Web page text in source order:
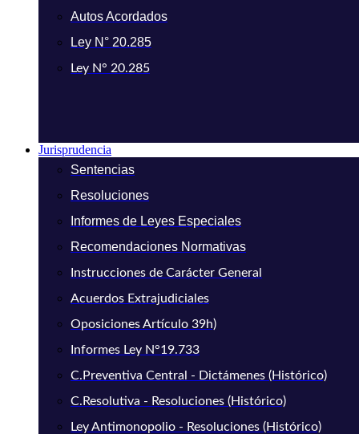
Autos Acordados
Ley N° 20.285
Ley N° 20.285
Jurisprudencia
Sentencias
Resoluciones
Informes de Leyes Especiales
Recomendaciones Normativas
Instrucciones de Carácter General
Acuerdos Extrajudiciales
Oposiciones Artículo 39h)
Informes Ley N°19.733
C.Preventiva Central - Dictámenes (Histórico)
C.Resolutiva - Resoluciones (Histórico)
Ley Antimonopolio - Resoluciones (Histórico)